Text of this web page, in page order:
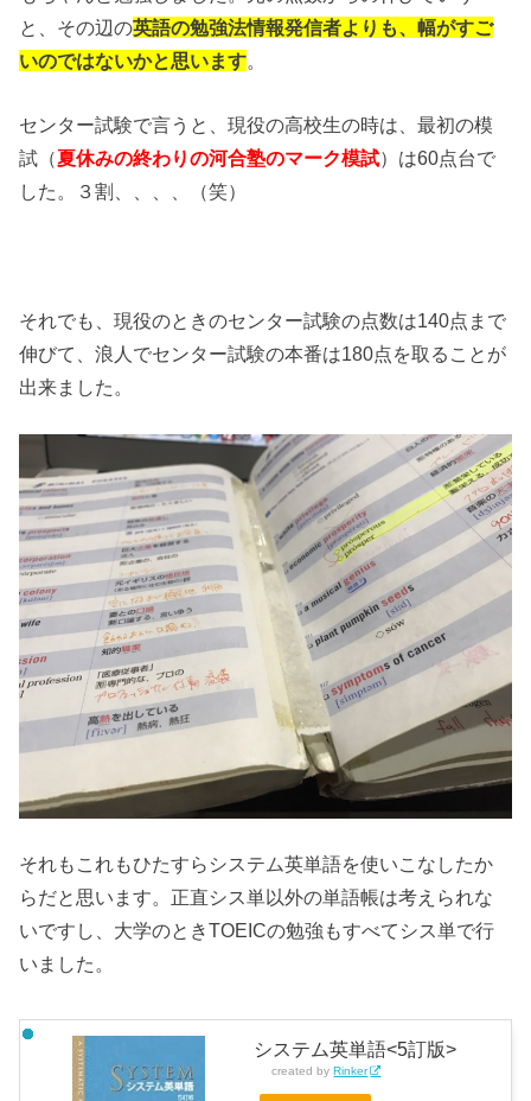
と、その辺の英語の勉強法情報発信者よりも、幅がすご
いのではないかと思います。
センター試験で言うと、現役の高校生の時は、最初の模
試（夏休みの終わりの河合塾のマーク模試）は60点台で
した。３割、、、、（笑）
それでも、現役のときのセンター試験の点数は140点まで
伸びて、浪人でセンター試験の本番は180点を取ることが
出来ました。
それもこれもひたすらシステム英単語を使いこなしたか
らだと思います。正直シス単以外の単語帳は考えられな
いですし、大学のときTOEICの勉強もすべてシス単で行
いました。
システム英単語<5訂版>
created byRinker